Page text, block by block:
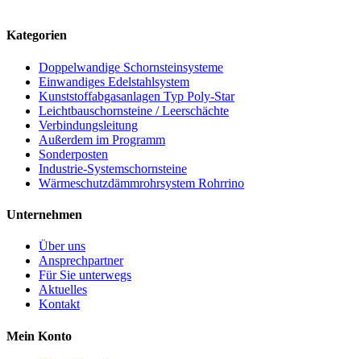
Kategorien
Doppelwandige Schornsteinsysteme
Einwandiges Edelstahlsystem
Kunststoffabgasanlagen Typ Poly-Star
Leichtbauschornsteine / Leerschächte
Verbindungsleitung
Außerdem im Programm
Sonderposten
Industrie-Systemschornsteine
Wärmeschutzdämmrohrsystem Rohrrino
Unternehmen
Über uns
Ansprechpartner
Für Sie unterwegs
Aktuelles
Kontakt
Mein Konto